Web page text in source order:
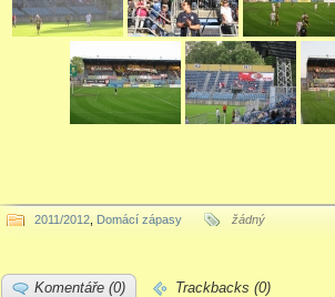
2011/2012 Domácí zápasy žádný
Komentáře (0) Trackbacks (0)